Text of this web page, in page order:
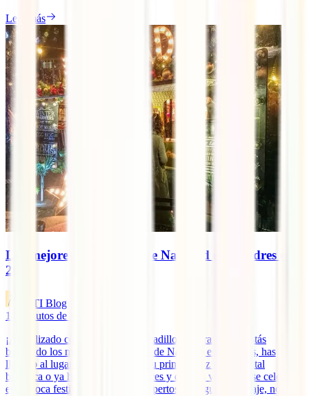
Leer más
Los mejores mercadillos de Navidad en Londres en
2024
IATI Blog
14
minutos de lectura
¡Actualizado con los nuevos mercadillos y horarios! Si estás
buscando los mejores mercadillos de Navidad en Londres, has
llegado al lugar indicado. Ya sea tu primera vez en la capital
británica o ya hayas ido varias veces y quieras ver cómo se celebra
esta época festiva allí, en IATI, expertos en seguros de viaje, nos [...]